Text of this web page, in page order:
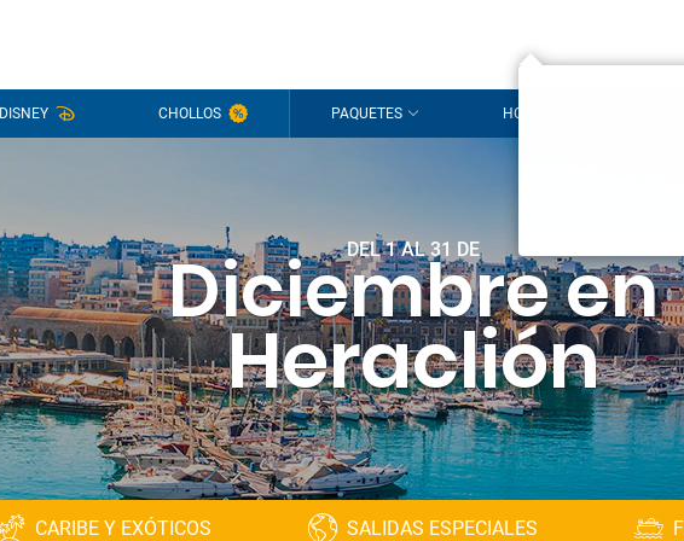
DISNEY CHOLLOS PAQUETES HOTELES
DEL 1 AL 31 DE
Diciembre en
Heraclión
CARIBE Y EXÓTICOS SALIDAS ESPECIALES